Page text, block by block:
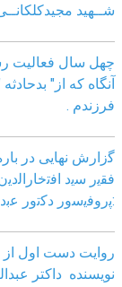
شــهید
چهل سال فعالیت
فرزندم .
ﮔزارش ﻧﮭﺎﯾﯽ در
:ﭘروﻓﯾﺳور دﮐﺗور
روایت دست اول از
نویسنده داکتر